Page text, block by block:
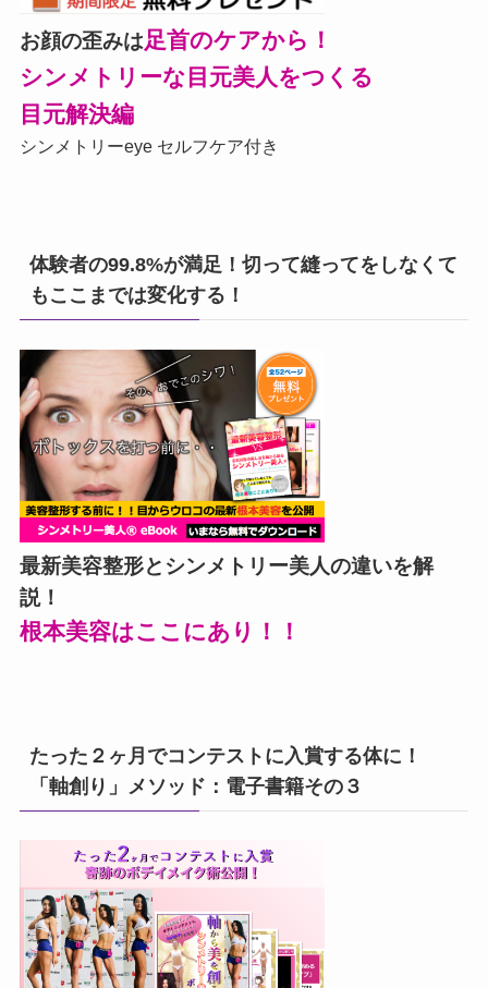
お顔の歪みは足首のケアから！
シンメトリーな目元美人をつくる
目元解決編
シンメトリーeye セルフケア付き
体験者の99.8%が満足！切って縫ってをしなくて
もここまでは変化する！
最新美容整形とシンメトリー美人の違いを解
説！
根本美容はここにあり！！
たった２ヶ月でコンテストに入賞する体に！
「軸創り」メソッド：電子書籍その３